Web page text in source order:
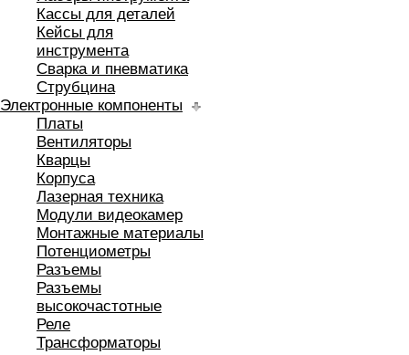
Кассы для деталей
Кейсы для
инструмента
Сварка и пневматика
Струбцина
Электронные компоненты
Платы
Вентиляторы
Кварцы
Корпуса
Лазерная техника
Модули видеокамер
Монтажные материалы
Потенциометры
Разъемы
Разъемы
высокочастотные
Реле
Трансформаторы